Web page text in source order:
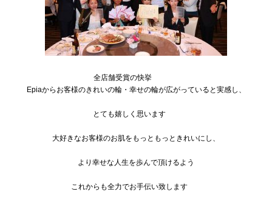
全店舗受賞の快挙
Epiaからお客様のきれいの輪・幸せの輪が広がっていると実感し、
とても嬉しく思います
大好きなお客様のお肌をもっともっときれいにし、
より幸せな人生を歩んで頂けるよう
これからも全力でお手伝い致します